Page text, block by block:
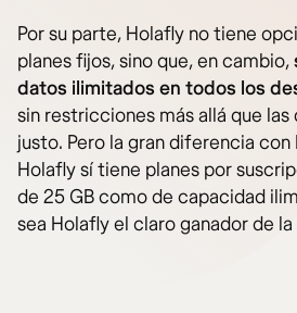
Por su parte, Holafly no tiene
planes fijos, sino que, en cambio,
datos ilimitados en todos los
sin restricciones más allá que
justo. Pero la gran diferencia con
Holafly sí tiene planes por
de 25 GB como de capacidad
sea Holafly el claro ganador de